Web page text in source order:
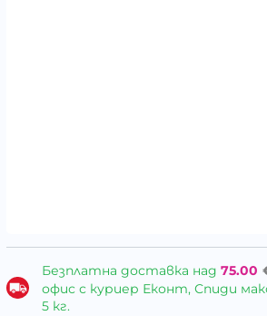
Безплатна доставка над 75.00
офис с куриер Еконт, Спиди
5 кг.